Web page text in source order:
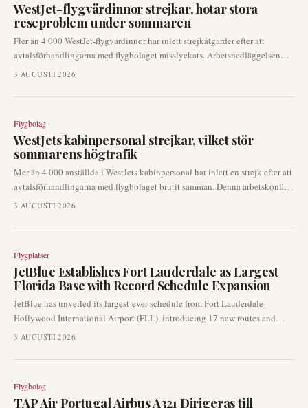
WestJet-flygvärdinnor strejkar, hotar stora
reseproblem under sommaren
Fler än 4 000 WestJet-flygvärdinnor har inlett strejkåtgärder efter att
avtalsförhandlingarna med flygbolaget misslyckats. Arbetsnedläggelsen
började den 2 augusti 2026, vilket påverkar en av sommarens mest hektiska
3 AUGUSTI 2026
Flygbolag
WestJets kabinpersonal strejkar, vilket stör
sommarens högtrafik
Mer än 4 000 anställda i WestJets kabinpersonal har inlett en strejk efter att
avtalsförhandlingarna med flygbolaget brutit samman. Denna arbetskonflikt
orsakar betydande operativa störningar och kundserviceproblem för
3 AUGUSTI 2026
Flygplatser
JetBlue Establishes Fort Lauderdale as Largest
Florida Base with Record Schedule Expansion
JetBlue has unveiled its largest-ever schedule from Fort Lauderdale-
Hollywood International Airport (FLL), introducing 17 new routes and
exceeding 200 daily departures. This strategic expansion positions FLL as
international connections.
3 AUGUSTI 2026
Flygbolag
TAP Air Portugal Airbus A321 Dirigeras till